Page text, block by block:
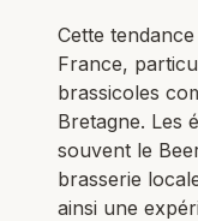
Cette
France,
brassicoles
Bretagne. Les
souvent le
brasserie
ainsi une